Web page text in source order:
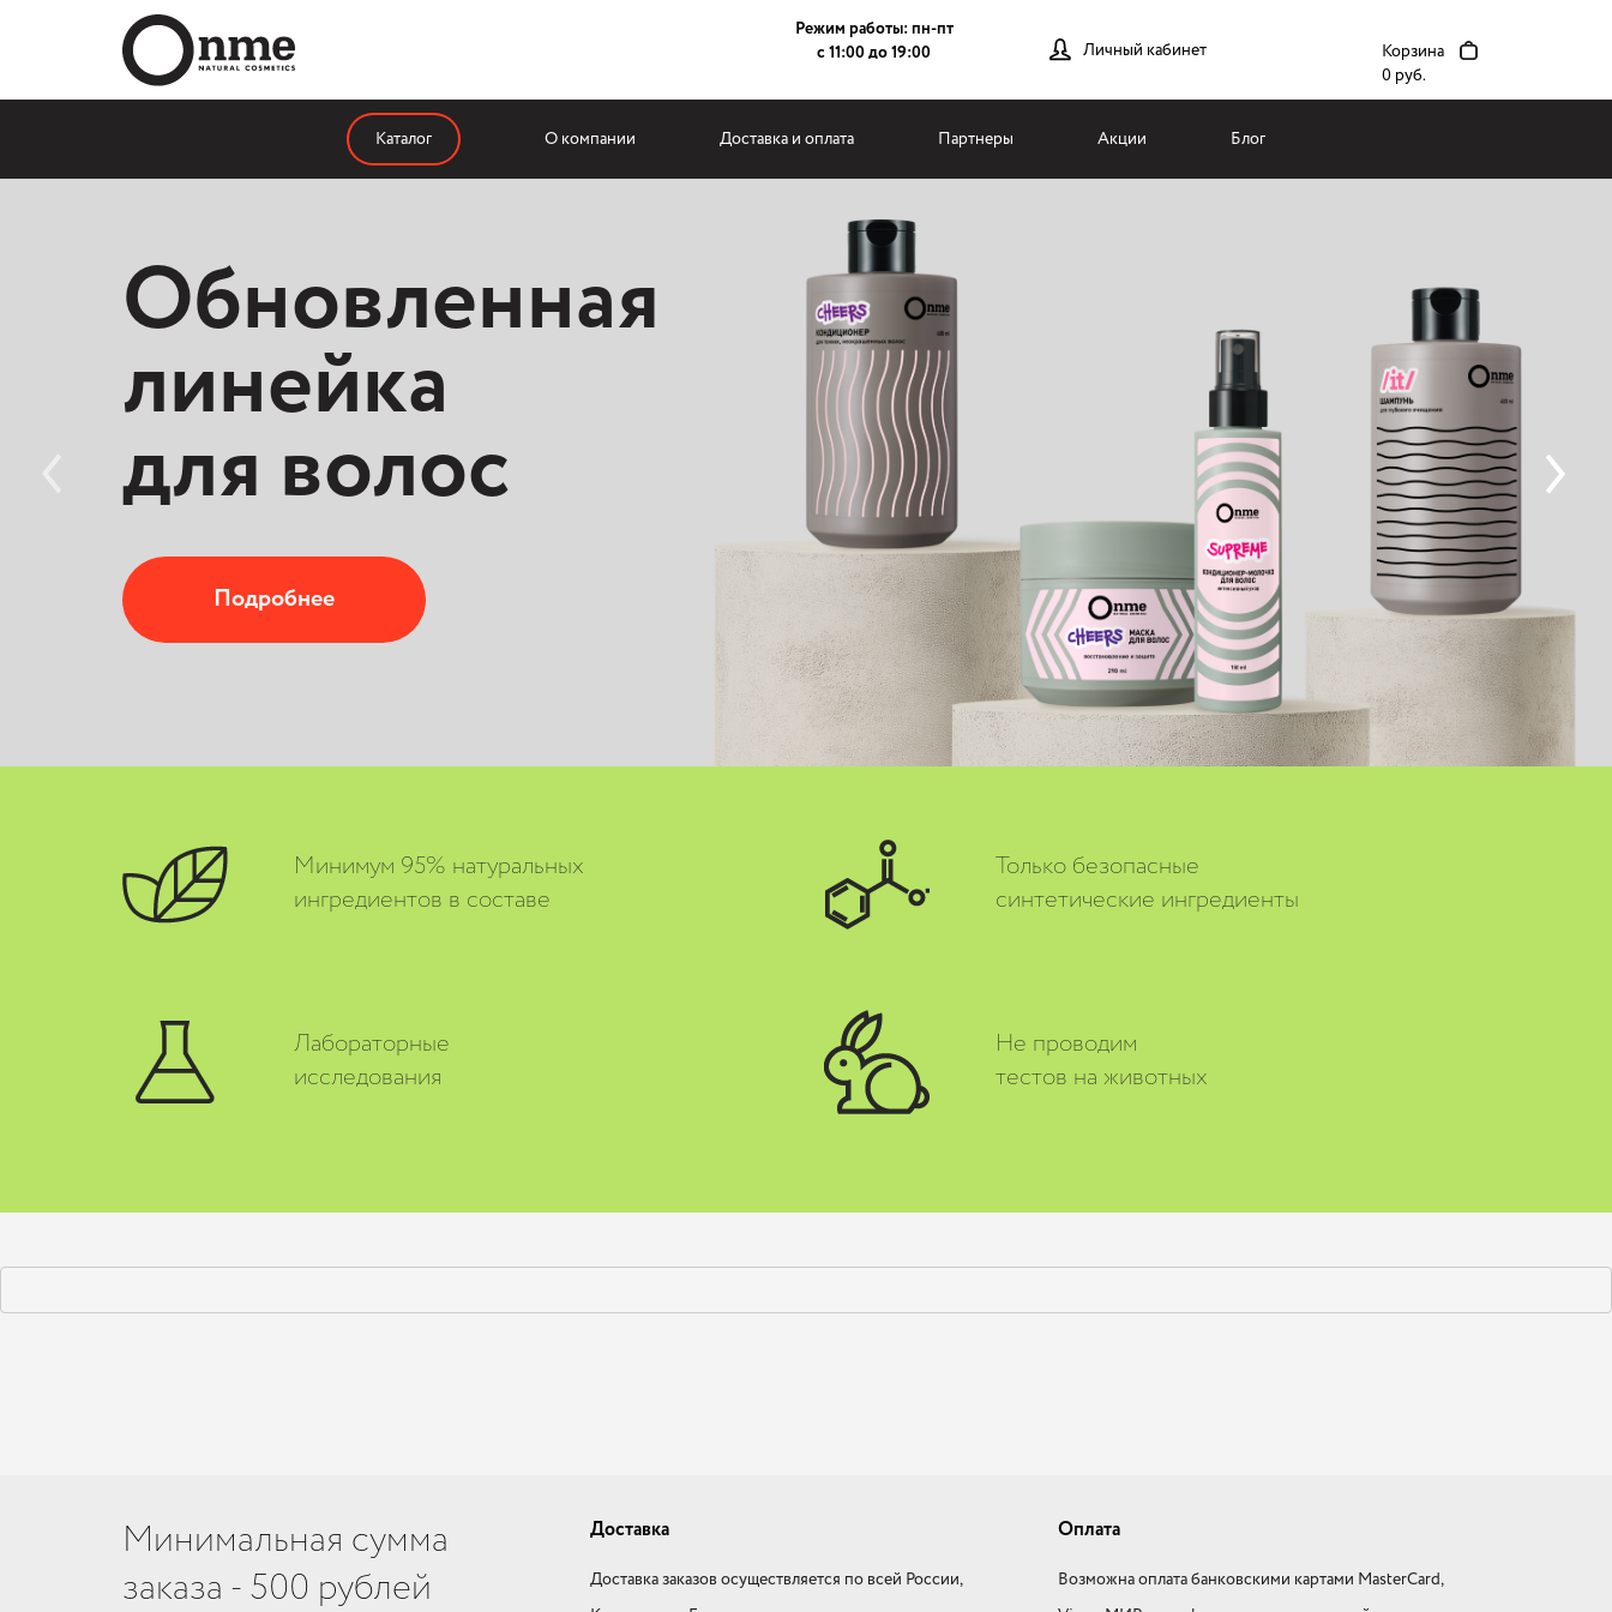
Режим работы: пн-пт
с 11:00 до 19:00
Личный кабинет
Корзина
0 руб.
Каталог О компании Доставка и оплата Партнеры Акции Блог
Обновленная
линейка
для волос
Подробнее
Апгрейд
линейки
мицеллярной
воды
К покупкам
Минимум 95% натуральных
ингредиентов в составе
Только безопасные
синтетические ингредиенты
Лабораторные
исследования
Не проводим
тестов на животных
Минимальная сумма
заказа - 500 рублей
Доставка
Доставка заказов осуществляется по всей России,
Оплата
Возможна оплата банковскими картами MasterCard,